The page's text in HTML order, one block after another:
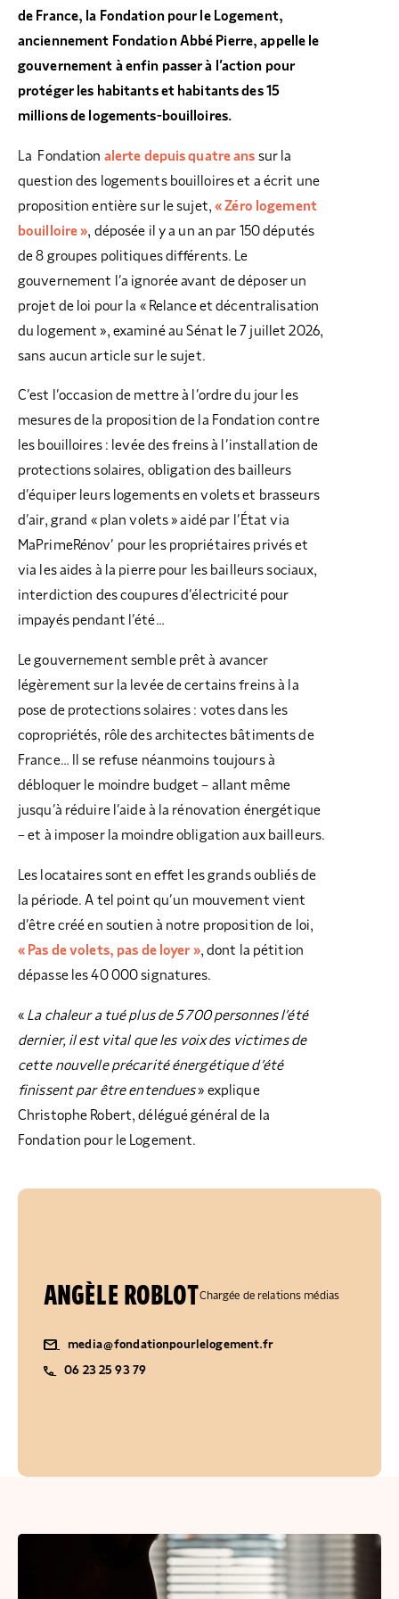
de France, la Fondation pour le Logement,
anciennement Fondation Abbé Pierre, appelle le
gouvernement à enfin passer à l’action pour
protéger les habitants et habitants des 15
millions de logements-bouilloires.
La Fondation alerte depuis quatre ans sur la
question des logements bouilloires et a écrit une
proposition entière sur le sujet,« Zéro logement
bouilloire », déposée il y a un an par 150 députés
de 8 groupes politiques différents. Le
gouvernement l’a ignorée avant de déposer un
projet de loi pour la « Relance et décentralisation
du logement », examiné au Sénat le 7 juillet 2026,
sans aucun article sur le sujet.
C’est l’occasion de mettre à l’ordre du jour les
mesures de la proposition de la Fondation contre
les bouilloires : levée des freins à l’installation de
protections solaires, obligation des bailleurs
d’équiper leurs logements en volets et brasseurs
d’air, grand « plan volets » aidé par l’État via
MaPrimeRénov’ pour les propriétaires privés et
via les aides à la pierre pour les bailleurs sociaux,
interdiction des coupures d’électricité pour
impayés pendant l’été…
Le gouvernement semble prêt à avancer
légèrement sur la levée de certains freins à la
pose de protections solaires : votes dans les
copropriétés, rôle des architectes bâtiments de
France… Il se refuse néanmoins toujours à
débloquer le moindre budget – allant même
jusqu’à réduire l’aide à la rénovation énergétique
– et à imposer la moindre obligation aux bailleurs.
Les locataires sont en effet les grands oubliés de
la période. A tel point qu’un mouvement vient
d’être créé en soutien à notre proposition de loi,
« Pas de volets, pas de loyer », dont la pétition
dépasse les 40 000 signatures.
« La chaleur a tué plus de 5 700 personnes l’été
dernier, il est vital que les voix des victimes de
cette nouvelle précarité énergétique d’été
finissent par être entendues» explique
Christophe Robert, délégué général de la
Fondation pour le Logement.
ANGÈLE ROBLOTChargée de relations médias
media@fondationpourlelogement.fr
06 23 25 93 79